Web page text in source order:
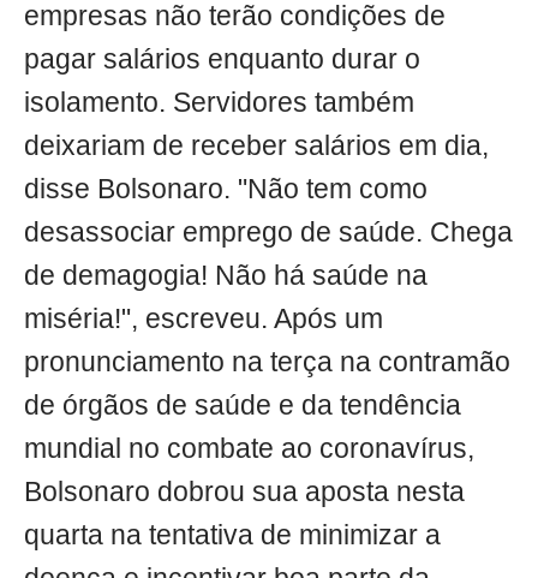
empresas não terão condições de
pagar salários enquanto durar o
isolamento. Servidores também
deixariam de receber salários em dia,
disse Bolsonaro. "Não tem como
desassociar emprego de saúde. Chega
de demagogia! Não há saúde na
miséria!", escreveu. Após um
pronunciamento na terça na contramão
de órgãos de saúde e da tendência
mundial no combate ao coronavírus,
Bolsonaro dobrou sua aposta nesta
quarta na tentativa de minimizar a